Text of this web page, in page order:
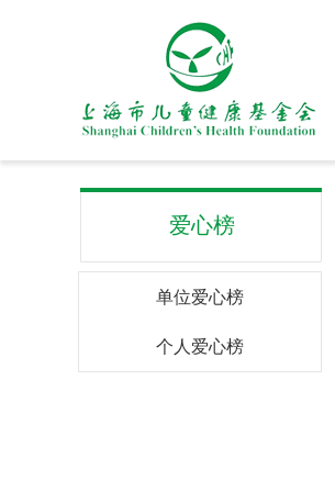
单位爱心榜
个人爱心榜
爱心榜